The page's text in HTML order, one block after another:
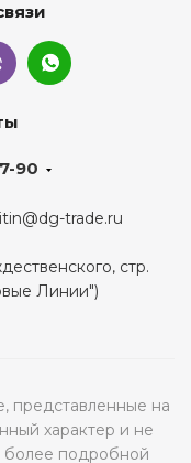
90
trade.ru
стр.
Линии")
представленные на
характер и не
подробной